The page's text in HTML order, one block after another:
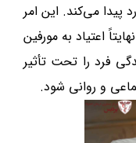
پیدا می‌کند. این امر
اعتیاد به مورفین
فرد را تحت تأثیر
و روانی شود.